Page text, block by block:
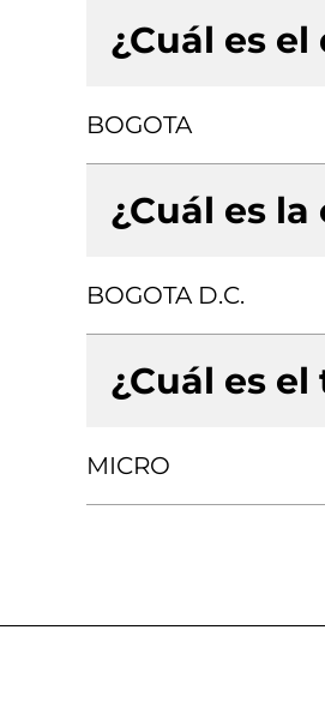
¿Cuál es
BOGOTA
¿Cuál es
BOGOTA D.C.
¿Cuál es
MICRO